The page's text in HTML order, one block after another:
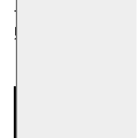
一份“求财金”拜料
财运亨通，改善生